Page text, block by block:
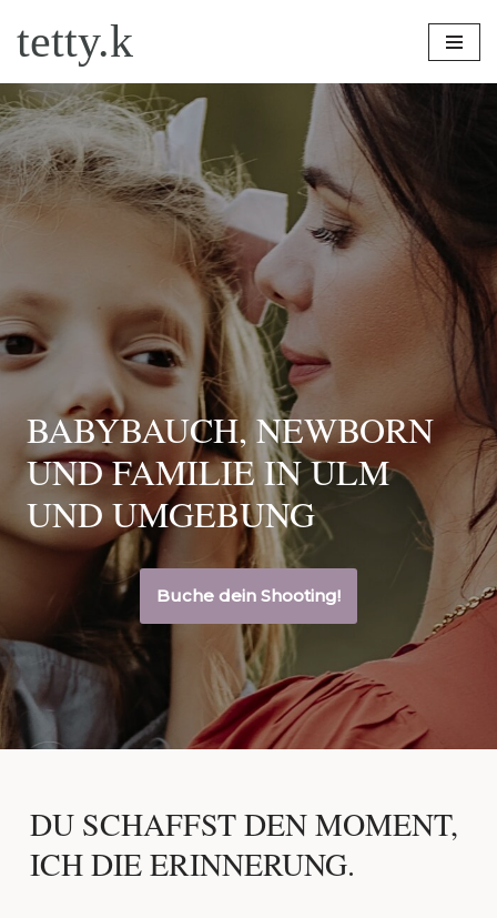
Zum
Inhalt
springen
tetty.k
BABYBAUCH, NEWBORN
UND FAMILIE IN ULM
UND UMGEBUNG
Buche dein Shooting!
DU SCHAFFST DEN MOMENT,
ICH DIE ERINNERUNG.